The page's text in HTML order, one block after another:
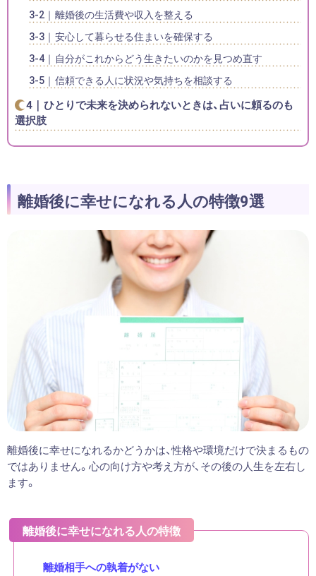
離婚後の生活費や収入を整える
安心して暮らせる住まいを確保する
自分がこれからどう生きたいのかを見つめ直す
信頼できる人に状況や気持ちを相談する
ひとりで未来を決められないときは、占いに頼るのも
選択肢
離婚後に幸せになれる人の特徴9選
離婚後に幸せになれるかどうかは、性格や環境だけで決まるもの
ではありません。心の向け方や考え方が、その後の人生を左右し
ます。
離婚後に幸せになれる人の特徴
離婚相手への執着がない